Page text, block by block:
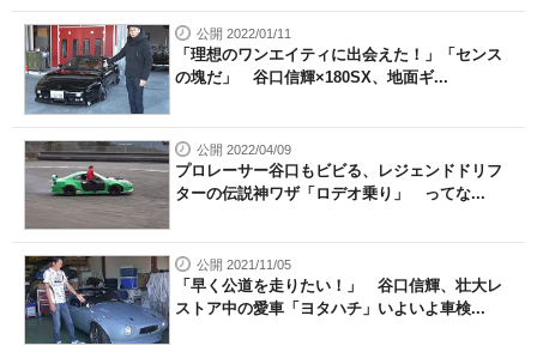
公開 2022/01/11
「理想のワンエイティに出会えた！」「センス
の塊だ」 谷口信輝×180SX、地面ギ...
公開 2022/04/09
プロレーサー谷口もビビる、レジェンドドリフ
ターの伝説神ワザ「ロデオ乗り」 ってな...
公開 2021/11/05
「早く公道を走りたい！」 谷口信輝、壮大レ
ストア中の愛車「ヨタハチ」いよいよ車検...